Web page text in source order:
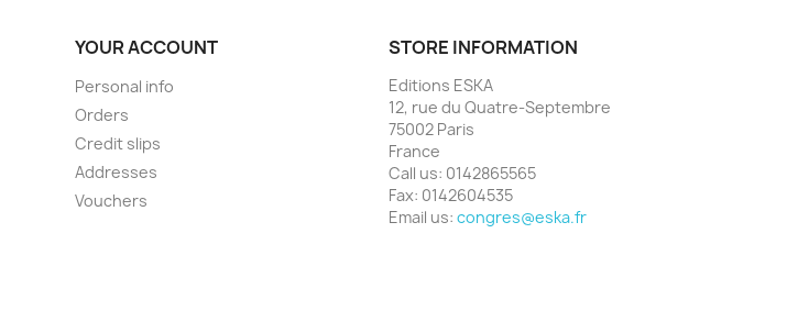
YOUR ACCOUNT
Personal info
Orders
Credit slips
Addresses
Vouchers
STORE INFORMATION
Editions ESKA
12, rue du Quatre-Septembre
75002 Paris
France
Call us: 0142865565
Fax: 0142604535
Email us: congres@eska.fr